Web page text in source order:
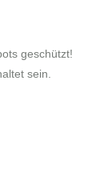
geschützt!
sein.